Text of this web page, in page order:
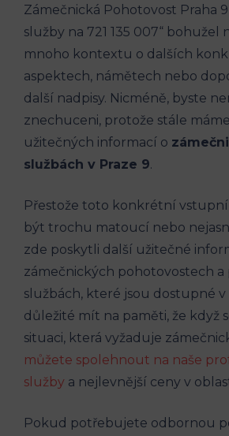
Zámečnická Pohotovost Praha
služby na 721 135 007“ bohužel
mnoho kontextu o dalších
aspektech, námětech nebo
další nadpisy. Nicméně, byste
znechuceni, protože stále
užitečných informací o
službách v Praze 9.
Přestože toto konkrétní vstupní
být trochu matoucí nebo
zde poskytli další užitečné
zámečnických pohotovostech
službách, které jsou dostupné v
důležité mít na paměti, že když
situaci, která vyžaduje
můžete spolehnout na naše
služby a nejlevnější ceny v
Pokud potřebujete odbornou